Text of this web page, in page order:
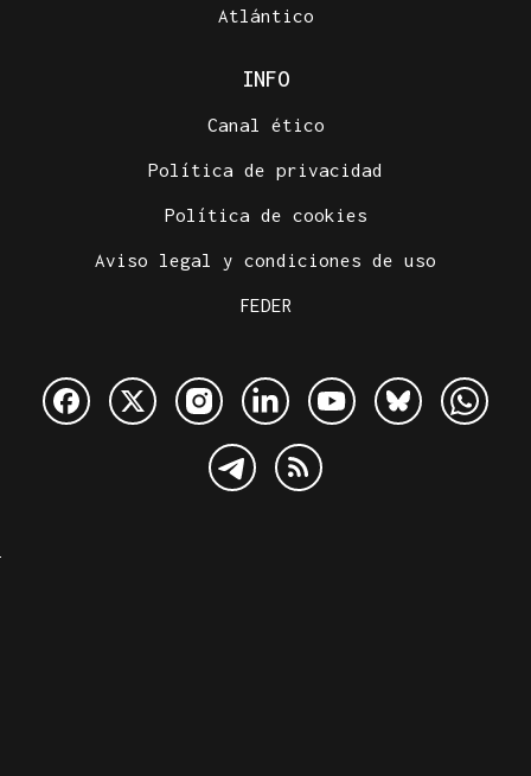
Atlántico
INFO
Canal ético
Política de privacidad
Política de cookies
Aviso legal y condiciones de uso
FEDER